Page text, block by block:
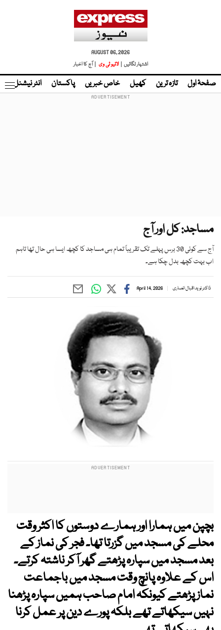
AUGUST 06, 2026
اشتہار لگائیں |
لائیو ٹی وی | آج کا اخبار
صفحۂ اول تازہ ترین کھیل خاص خبریں پاکستان انٹر نیشنل
مساجد: کل اور آج
آج سے کوئی 30 برس پہلے تک تقریباً تمام ہی مساجد کا کچھ ایسا ہی حال تھا تاہم
اب بہت کچھ بدل چکا ہے۔
ڈاکٹر نوید اقبال انصاری April 14, 2026
بچپن میں ہمارا اور ہمارے دوستوں کا اکثر وقت
محلے کی مسجد میں گزرتا تھا۔ فجر کی نماز کے
بعد مسجد میں سپارہ پڑھتے گھر آکر ناشتہ کرتے۔
اس کے علاوہ پانچ وقت مسجد میں باجماعت
نماز پڑھتے کیونکہ امام صاحب ہمیں سپارہ پڑھنا
نہیں سیکھاتے تھے بلکہ پورے دین پر عمل کرنا